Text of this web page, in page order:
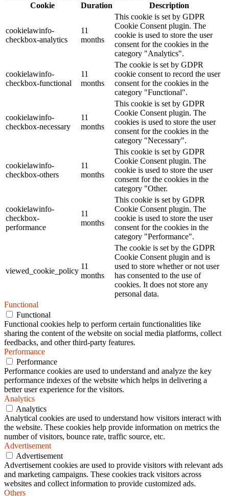
Cookie
Duration Description
cookielawinfo-
checkbox-analytics
11
months
This cookie is set by GDPR
Cookie Consent plugin. The
cookie is used to store the user
consent for the cookies in the
category "Analytics".
cookielawinfo-
checkbox-functional
11
months
The cookie is set by GDPR
cookie consent to record the user
consent for the cookies in the
category "Functional".
cookielawinfo-
checkbox-necessary
11
months
This cookie is set by GDPR
Cookie Consent plugin. The
cookies is used to store the user
consent for the cookies in the
category "Necessary".
cookielawinfo-
checkbox-others
11
months
This cookie is set by GDPR
Cookie Consent plugin. The
cookie is used to store the user
consent for the cookies in the
category "Other.
cookielawinfo-
checkbox-
performance
11
months
This cookie is set by GDPR
Cookie Consent plugin. The
cookie is used to store the user
consent for the cookies in the
category "Performance".
viewed_cookie_policy
11
months
The cookie is set by the GDPR
Cookie Consent plugin and is
used to store whether or not user
has consented to the use of
cookies. It does not store any
personal data.
Functional
Functional
Functional cookies help to perform certain functionalities like
sharing the content of the website on social media platforms, collect
feedbacks, and other third-party features.
Performance
Performance
Performance cookies are used to understand and analyze the key
performance indexes of the website which helps in delivering a
better user experience for the visitors.
Analytics
Analytics
Analytical cookies are used to understand how visitors interact with
the website. These cookies help provide information on metrics the
number of visitors, bounce rate, traffic source, etc.
Advertisement
Advertisement
Advertisement cookies are used to provide visitors with relevant ads
and marketing campaigns. These cookies track visitors across
websites and collect information to provide customized ads.
Others